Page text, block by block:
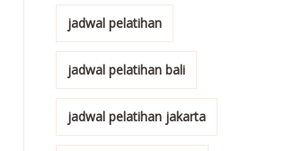
jadwal pelatihan
jadwal pelatihan bali
jadwal pelatihan jakarta